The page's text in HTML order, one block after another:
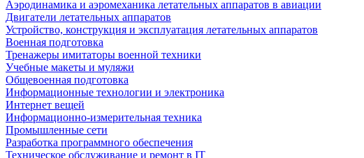
Аэродинамика и аэромеханика летательных аппаратов в авиации
Двигатели летательных аппаратов
Устройство, конструкция и эксплуатация летательных аппаратов
Военная подготовка
Тренажеры имитаторы военной техники
Учебные макеты и муляжи
Общевоенная подготовка
Информационные технологии и электроника
Интернет вещей
Информационно-измерительная техника
Промышленные сети
Разработка программного обеспечения
Техническое обслуживание и ремонт в IT